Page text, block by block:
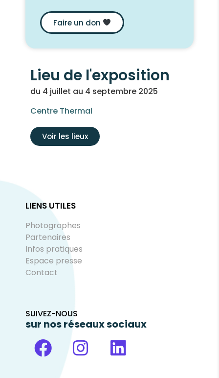
Faire un don
Lieu de l'exposition
du 4 juillet au 4 septembre 2025
Centre Thermal
Voir les lieux
LIENS UTILES
Photographes
Partenaires
Infos pratiques
Espace presse
Contact
SUIVEZ-NOUS
sur nos réseaux sociaux